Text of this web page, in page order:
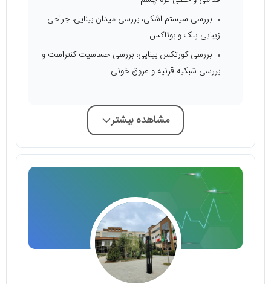
بررسی سیستم اشکی، بررسی میدان بینایی، جراحی
زیبایی پلک و بوتاکس
بررسی کورتکس بینایی، بررسی حساسیت کنتراست و
بررسی شبکیه قرنیه و عروق خونی
مشاهده بیشتر